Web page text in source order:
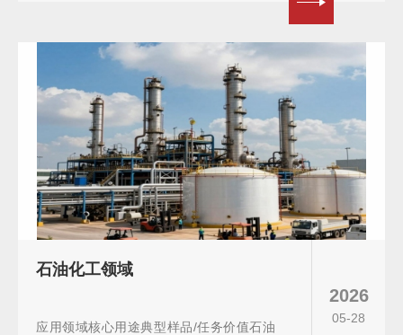
石油化工领域
应用领域核心用途典型样品/任务价值石油
2026
05-28